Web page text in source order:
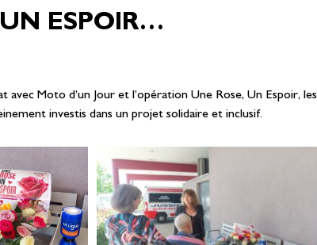
ESPOIR…
avec Moto d’un Jour et l’opération Une Rose, Un Espoir, les
investis dans un projet solidaire et inclusif.